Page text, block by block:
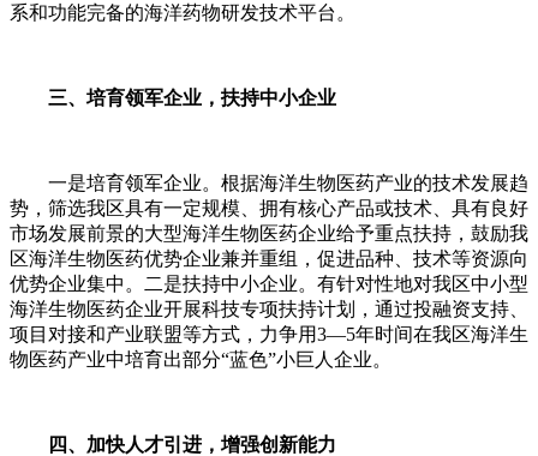
系和功能完备的海洋药物研发技术平台。
三、培育领军企业，扶持中小企业
一是培育领军企业。根据海洋生物医药产业的技术发展趋
势，筛选我区具有一定规模、拥有核心产品或技术、具有良好
市场发展前景的大型海洋生物医药企业给予重点扶持，鼓励我
区海洋生物医药优势企业兼并重组，促进品种、技术等资源向
优势企业集中。二是扶持中小企业。有针对性地对我区中小型
海洋生物医药企业开展科技专项扶持计划，通过投融资支持、
项目对接和产业联盟等方式，力争用3—5年时间在我区海洋生
物医药产业中培育出部分“蓝色”小巨人企业。
四、加快人才引进，增强创新能力